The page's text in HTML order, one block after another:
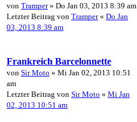
von Tramper» Do Jan 03, 2013 8:39 am
Letzter Beitrag von Tramper« Do Jan
03, 2013 8:39 am
Frankreich Barcelonnette
von Sir Moto » Mi Jan 02, 2013 10:51
am
Letzter Beitrag von Sir Moto « Mi Jan
02, 2013 10:51 am